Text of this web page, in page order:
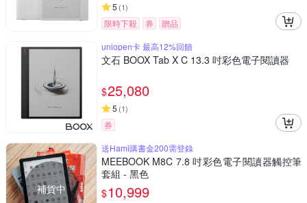
5 (1)
限時下殺 券
贈品
uniopen卡 最高12%回饋
文石 BOOX Tab X C 13.3 吋彩色電子閱讀器
$25,080
5 (1)
券
補貨中
送Hami購書金200需登錄
MEEBOOK M8C 7.8 吋彩色電子閱讀器觸控筆
套組 - 黑色
$10,999